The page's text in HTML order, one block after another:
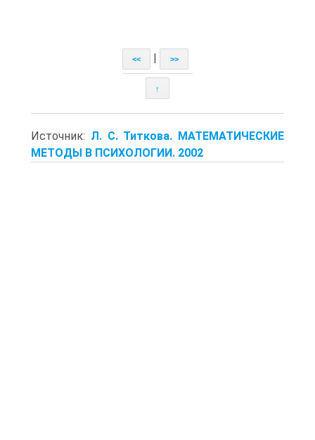
<< >>
↑
Источник: Л. С. Титкова. МАТЕМАТИЧЕСКИЕ
МЕТОДЫ В ПСИХОЛОГИИ. 2002